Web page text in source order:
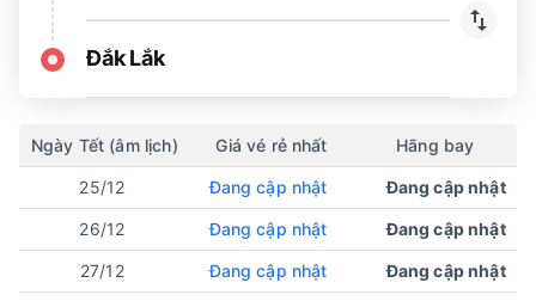
Đắk Lắk
Ngày Tết (âm lịch) Giá vé rẻ nhất Hãng bay
25/12 Đang cập nhật Đang cập nhật
26/12 Đang cập nhật Đang cập nhật
27/12 Đang cập nhật Đang cập nhật